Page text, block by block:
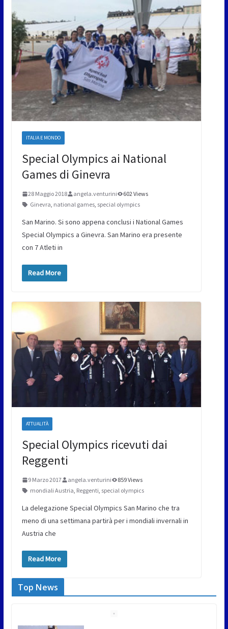
ITALIA E MONDO
Special Olympics ai National
Games di Ginevra
28 Maggio 2018 angela.venturini
602 Views
Ginevra, national games, special olympics
San Marino. Si sono appena conclusi i National Games
Special Olympics a Ginevra. San Marino era presente
con 7 Atleti in
Read More
ATTUALITÀ
Special Olympics ricevuti dai
Reggenti
9 Marzo 2017 angela.venturini
859 Views
mondiali Austria, Reggenti, special olympics
La delegazione Special Olympics San Marino che tra
meno di una settimana partirà per i mondiali invernali in
Austria che
Read More
Top News